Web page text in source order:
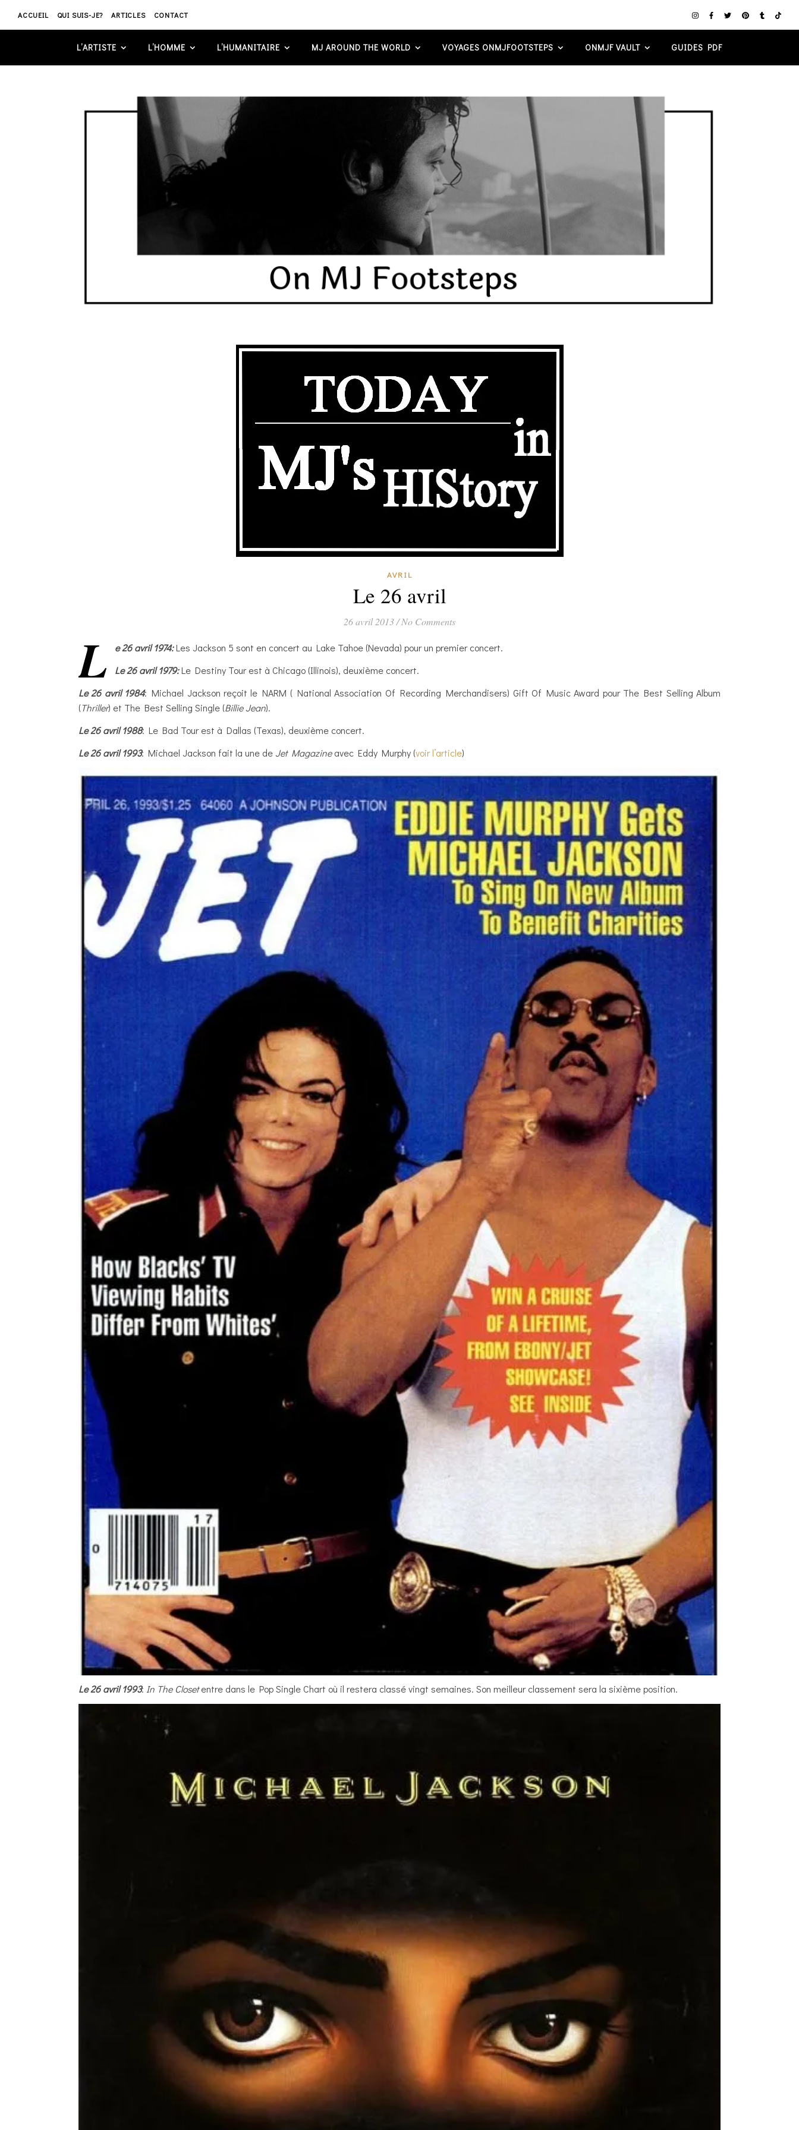
ACCUEIL QUI SUIS-JE? ARTICLES CONTACT
L’ARTISTE L’HOMME L’HUMANITAIRE MJ AROUND THE WORLD VOYAGES ONMJFOOTSTEPS ONMJF VAULT GUIDES PDF
AVRIL
Le 26 avril
26 avril 2013/ No Comments
L e 26 avril 1974:Les Jackson 5 sont en concert au Lake Tahoe (Nevada) pour un premier concert.
Le 26 avril 1979:Le Destiny Tour est à Chicago (Illinois), deuxième concert.
Le 26 avril 1984: Michael Jackson reçoit le NARM ( National Association Of Recording Merchandisers) Gift Of Music Award pour The Best Selling Album
(Thriller) et The Best Selling Single (Billie Jean).
Le 26 avril 1988: Le Bad Tour est à Dallas (Texas), deuxième concert.
Le 26 avril 1993: Michael Jackson fait la une deJet Magazineavec Eddy Murphy (voir l’article)
Le 26 avril 1993: In The Closetentre dans le Pop Single Chart où il restera classé vingt semaines. Son meilleur classement sera la sixième position.